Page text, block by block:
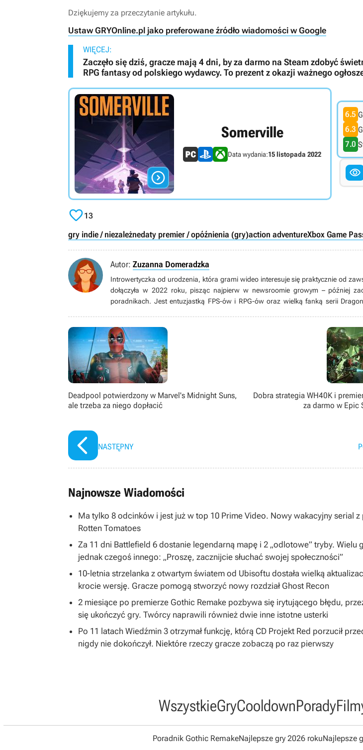
Dziękujemy za przeczytanie artykułu.
Ustaw GRYOnline.pl jako preferowane źródło wiadomości w Google
WIĘCEJ:
Zaczęło się dziś, gracze mają 4 dni, by za darmo na Steam zdobyć
RPG fantasy od polskiego wydawcy. To prezent z okazji ważnego

Somerville
Data wydania:15 listopada 2022
6.5
6.3
7.0

13
gry indie / niezależnedaty premier / opóźnienia (gry)action adventureXbox Game
Autor: Zuzanna Domeradzka
Introwertyczka od urodzenia, która grami wideo interesuje się praktycznie od
dołączyła w 2022 roku, pisząc najpierw w newsroomie growym – później
poradnikach. Jest entuzjastką FPS-ów i RPG-ów oraz wielką fanką serii
(ewentualnie platynując kolejne części cyklu Just Dance).
Deadpool potwierdzony w Marvel's Midnight Suns,
ale trzeba za niego dopłacić
NASTĘPNY
Dobra strategia WH40K i
za darmo w Epic
Najnowsze Wiadomości
Ma tylko 8 odcinków i jest już w top 10 Prime Video. Nowy wakacyjny serial z
Rotten Tomatoes
Za 11 dni Battlefield 6 dostanie legendarną mapę i 2 „odlotowe” tryby. Wielu
jednak czegoś innego: „Proszę, zacznijcie słuchać swojej społeczności”
10-letnia strzelanka z otwartym światem od Ubisoftu dostała wielką
krocie wersję. Gracze pomogą stworzyć nowy rozdział Ghost Recon
2 miesiące po premierze Gothic Remake pozbywa się irytującego błędu,
się ukończyć gry. Twórcy naprawili również dwie inne istotne usterki
Po 11 latach Wiedźmin 3 otrzymał funkcję, którą CD Projekt Red porzucił
nigdy nie dokończył. Niektóre rzeczy gracze zobaczą po raz pierwszy
WszystkieGryCooldownPorady
Poradnik Gothic RemakeNajlepsze gry 2026 rokuNajlepsze